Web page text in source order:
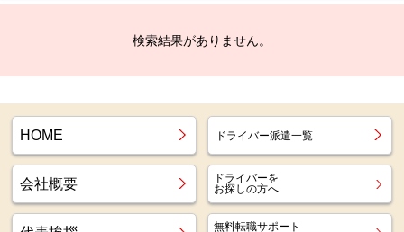
検索結果がありません。
HOME ドライバー派遣一覧
会社概要
ドライバーを
お探しの方へ
無料転職サポート